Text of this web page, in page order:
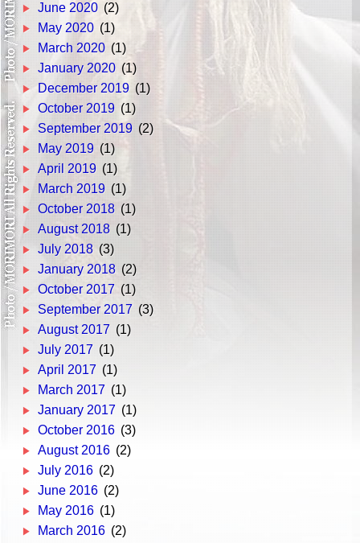
June 2020 (2)
May 2020 (1)
March 2020 (1)
January 2020 (1)
December 2019 (1)
October 2019 (1)
September 2019 (2)
May 2019 (1)
April 2019 (1)
March 2019 (1)
October 2018 (1)
August 2018 (1)
July 2018 (3)
January 2018 (2)
October 2017 (1)
September 2017 (3)
August 2017 (1)
July 2017 (1)
April 2017 (1)
March 2017 (1)
January 2017 (1)
October 2016 (3)
August 2016 (2)
July 2016 (2)
June 2016 (2)
May 2016 (1)
March 2016 (2)